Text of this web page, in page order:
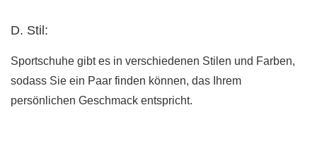
D. Stil:
Sportschuhe gibt es in verschiedenen Stilen und Farben,
sodass Sie ein Paar finden können, das Ihrem
persönlichen Geschmack entspricht.